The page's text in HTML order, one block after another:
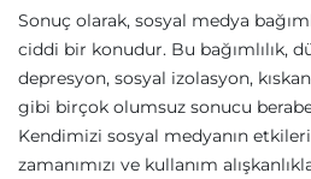
Sonuç olarak, sosyal medya
ciddi bir konudur. Bu bağımlılık,
depresyon, sosyal izolasyon,
gibi birçok olumsuz sonucu
Kendimizi sosyal medyanın
zamanımızı ve kullanım